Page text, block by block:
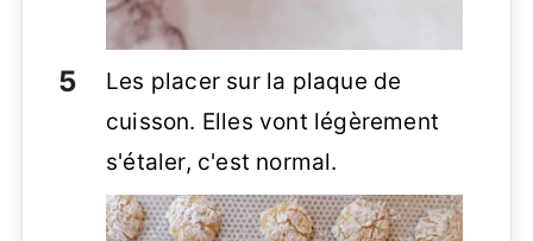
Les placer sur la plaque de
cuisson. Elles vont légèrement
s'étaler, c'est normal.